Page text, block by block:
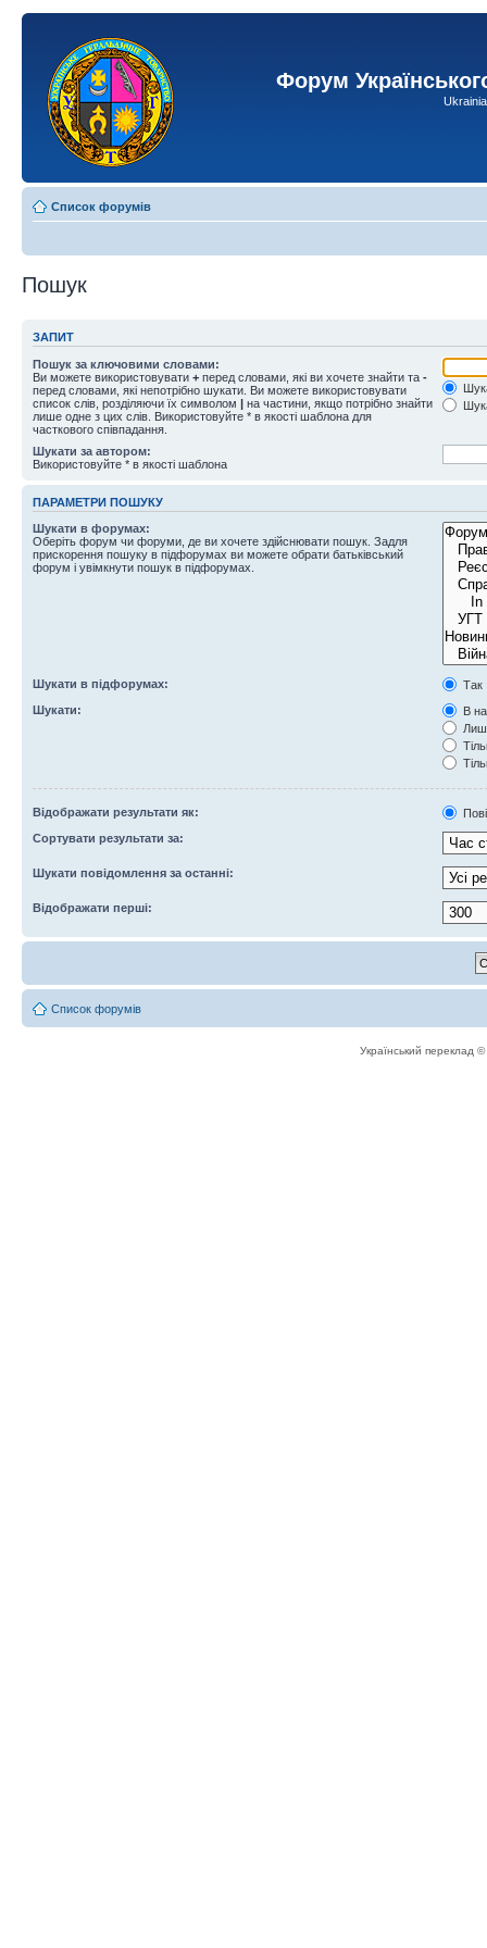
Форум
Список форумів
Пошук
ЗАПИТ
Пошук за ключовими словами:
Ви можете використовувати + перед словами, які ви хочете знайти та -
перед словами, які непотрібно шукати. Ви можете використовувати
список слів, розділяючи їх символом | на частини, якщо потрібно знайти
лише одне з цих слів. Використовуйте * в якості шаблона для
часткового співпадання.
Шукати за автором:
Використовуйте * в якості шаблона
ПАРАМЕТРИ ПОШУКУ
Шукати в форумах:
Оберіть форум чи форуми, де ви хочете здійснювати пошук. Задля
прискорення пошуку в підфорумах ви можете обрати батьківський
форум і увімкнути пошук в підфорумах.
Шукати в підфорумах:
Так
Шукати:
В
Відображати результати як:
Сортувати результати за:
Шукати повідомлення за останні:
Відображати перші:
Список форумів
Український переклад